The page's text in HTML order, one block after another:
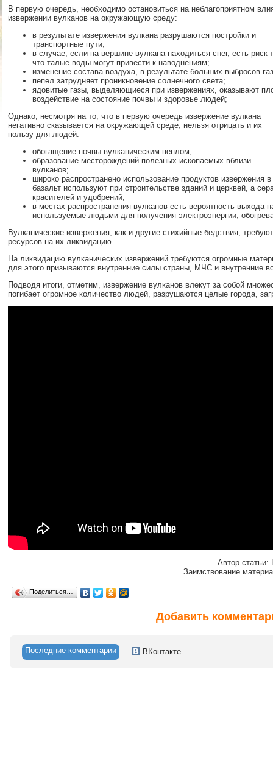
В первую очередь, необходимо остановиться на неблагоприятном
извержении вулканов на окружающую среду:
в результате извержения вулкана разрушаются постройки и
транспортные пути;
в случае, если на вершине вулкана находиться снег, есть риск
что талые воды могут привести к наводнениям;
изменение состава воздуха, в результате больших выбросов
пепел затрудняет проникновение солнечного света;
ядовитые газы, выделяющиеся при извержениях, оказывают
воздействие на состояние почвы и здоровье людей;
Однако, несмотря на то, что в первую очередь извержение вулкана
негативно сказывается на окружающей среде, нельзя отрицать и их
пользу для людей:
обогащение почвы вулканическим пеплом;
образование месторождений полезных ископаемых вблизи
вулканов;
широко распространено использование продуктов извержения
базальт используют при строительстве зданий и церквей, а
красителей и удобрений;
в местах распространения вулканов есть вероятность выхода
используемые людьми для получения электроэнергии,
Вулканические извержения, как и другие стихийные бедствия,
ресурсов на их ликвидацию
На ликвидацию вулканических извержений требуются огромные
для этого призываются внутренние силы страны, МЧС и внутренние
Подводя итоги, отметим, извержение вулканов влекут за собой
погибает огромное количество людей, разрушаются целые города,
Автор
Заимствование
Поделиться…
Добавить
Последние комментарии ВКонтакте